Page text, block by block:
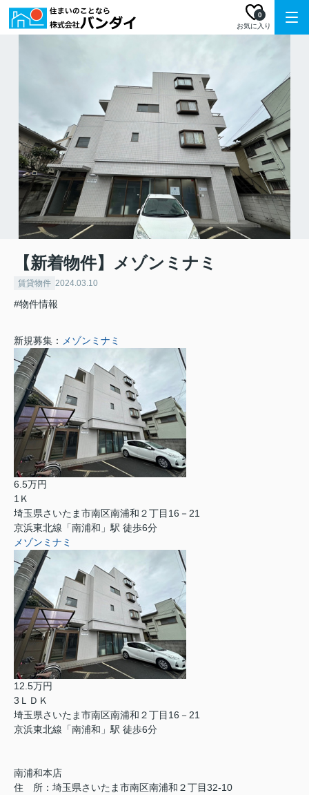
お気に入り
0
【新着物件】メゾンミナミ
賃貸物件 2024.03.10
#物件情報
新規募集： メゾンミナミ
6.5万円
1Ｋ
埼玉県さいたま市南区南浦和２丁目16－21
京浜東北線「南浦和」駅 徒歩6分
メゾンミナミ
12.5万円
3ＬＤＫ
埼玉県さいたま市南区南浦和２丁目16－21
京浜東北線「南浦和」駅 徒歩6分
南浦和本店
住 所： 埼玉県さいたま市南区南浦和２丁目32-10